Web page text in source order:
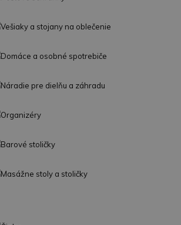
Vešiaky a stojany na oblečenie
Domáce a osobné spotrebiče
Náradie pre dielňu a záhradu
Organizéry
Barové stoličky
Masážne stoly a stoličky